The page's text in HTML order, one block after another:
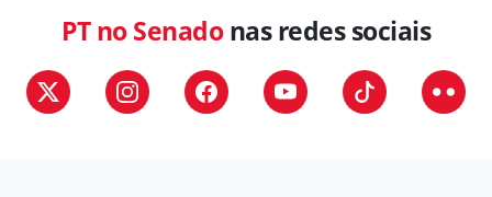
PT no Senadonas redes sociais